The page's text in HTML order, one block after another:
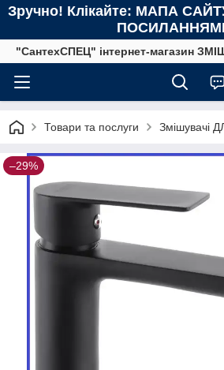
Зручно! Клікайте: МАПА
"СантехСПЕЦ" інтернет-магазин
Товари та послуги Змішувачі
–29%